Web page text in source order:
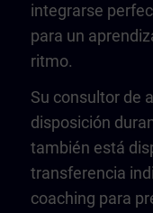
integrarse
para un
ritmo.
Su consultor de
disposición
también está
transferencia
coaching para